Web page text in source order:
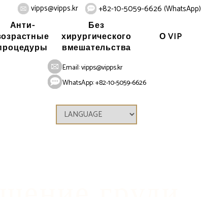
vipps@vipps.kr +82-10-5059-6626 (WhatsApp)
Анти-
Без
хирургического
вмешательства
О VIP
Email:vipps@vipps.kr
WhatsApp: +82-10-5059-6626
Home